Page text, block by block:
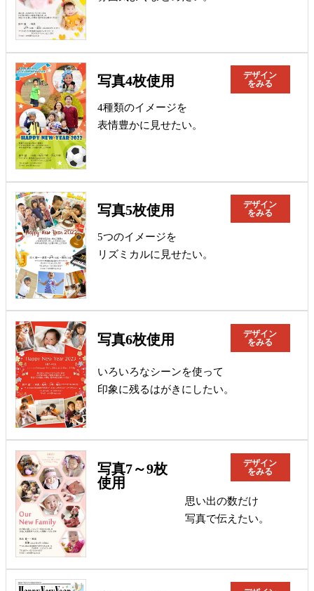
写真4枚使用
デザイン
をみる
4種類のイメージを
表情豊かに見せたい。
写真5枚使用
デザイン
をみる
5つのイメージを
リズミカルに見せたい。
写真6枚使用
デザイン
をみる
いろいろなシーンを使って
印象に残るはがきにしたい。
写真7～9枚
使用
デザイン
をみる
思い出の数だけ
写真で伝えたい。